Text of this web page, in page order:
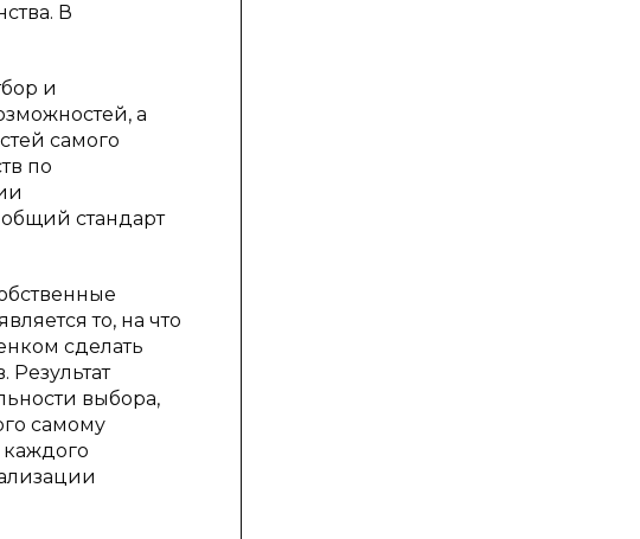
В
и
а
самого
по
стандарт
то, на что
сделать
выбора,
самому